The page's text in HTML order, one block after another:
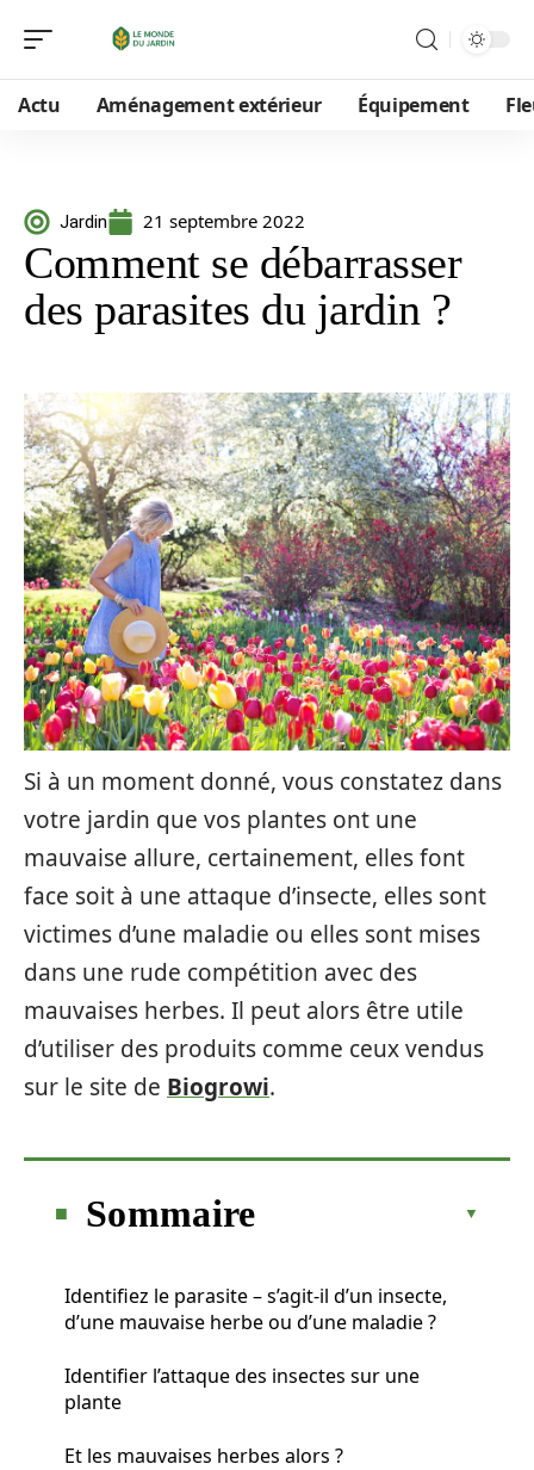
Actu Aménagement extérieur Équipement
Jardin 21 septembre 2022
Comment se débarrasser
des parasites du jardin ?
Si à un moment donné, vous constatez dans
votre jardin que vos plantes ont une
mauvaise allure, certainement, elles font
face soit à une attaque d’insecte, elles sont
victimes d’une maladie ou elles sont mises
dans une rude compétition avec des
mauvaises herbes. Il peut alors être utile
d’utiliser des produits comme ceux vendus
sur le site de Biogrowi.
Sommaire
Identifiez le parasite – s’agit-il d’un insecte,
d’une mauvaise herbe ou d’une maladie ?
Identifier l’attaque des insectes sur une
plante
Et les mauvaises herbes alors ?